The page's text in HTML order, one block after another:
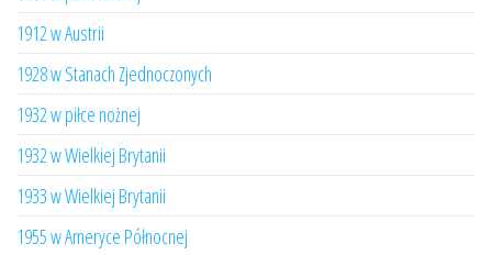
1912 w Austrii
1928 w Stanach Zjednoczonych
1932 w piłce nożnej
1932 w Wielkiej Brytanii
1933 w Wielkiej Brytanii
1955 w Ameryce Północnej